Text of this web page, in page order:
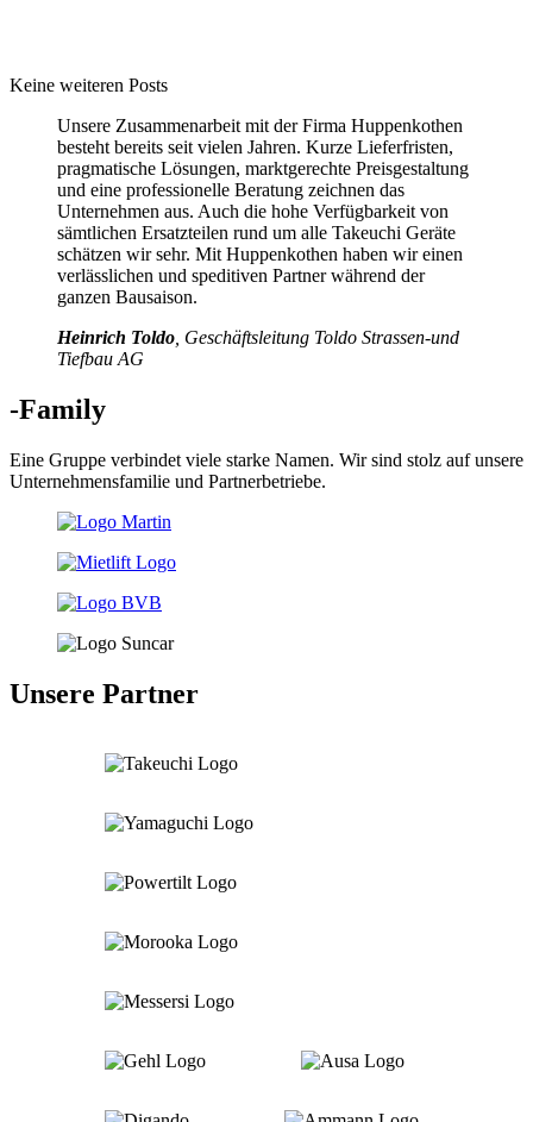
Keine weiteren Posts
Unsere Zusammenarbeit mit der Firma Huppenkothen
besteht bereits seit vielen Jahren. Kurze Lieferfristen,
pragmatische Lösungen, marktgerechte Preisgestaltung
und eine professionelle Beratung zeichnen das
Unternehmen aus. Auch die hohe Verfügbarkeit von
sämtlichen Ersatzteilen rund um alle Takeuchi Geräte
schätzen wir sehr. Mit Huppenkothen haben wir einen
verlässlichen und speditiven Partner während der
ganzen Bausaison.
Heinrich Toldo , Geschäftsleitung Toldo Strassen-und
Tiefbau AG
-Family
Eine Gruppe verbindet viele starke Namen. Wir sind stolz auf unsere
Unternehmensfamilie und Partnerbetriebe.
Unsere Partner